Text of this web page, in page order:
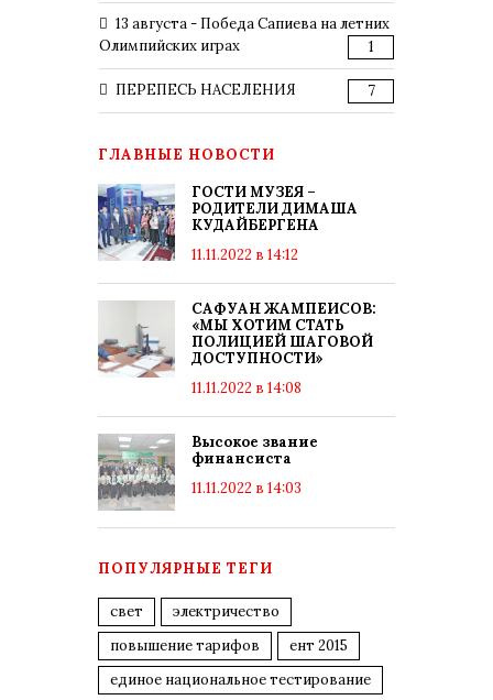
13 августа - Победа Сапиева на летних
Олимпийских играх
1
ПЕРЕПЕСЬ НАСЕЛЕНИЯ 7
ГЛАВНЫЕ НОВОСТИ
ГОСТИ МУЗЕЯ –
РОДИТЕЛИ ДИМАША
КУДАЙБЕРГЕНА
11.11.2022 в 14:12
САФУАН ЖАМПЕИСОВ:
«МЫ ХОТИМ СТАТЬ
ПОЛИЦИЕЙ ШАГОВОЙ
ДОСТУПНОСТИ»
11.11.2022 в 14:08
Высокое звание
финансиста
11.11.2022 в 14:03
ПОПУЛЯРНЫЕ ТЕГИ
свет
электричество
повышение тарифов
ент 2015
единое национальное тестирование